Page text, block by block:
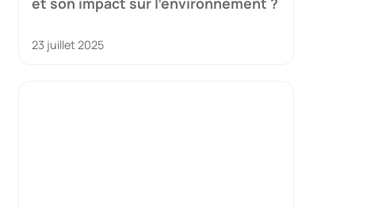
23 juillet 2025